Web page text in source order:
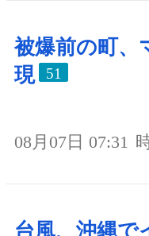
被爆前の町、
現
51
08月07日 07:31
台風、沖縄で